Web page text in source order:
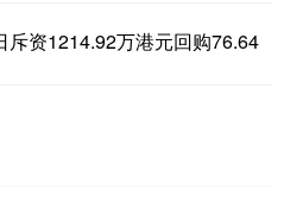
资1214.92万港元回购76.64